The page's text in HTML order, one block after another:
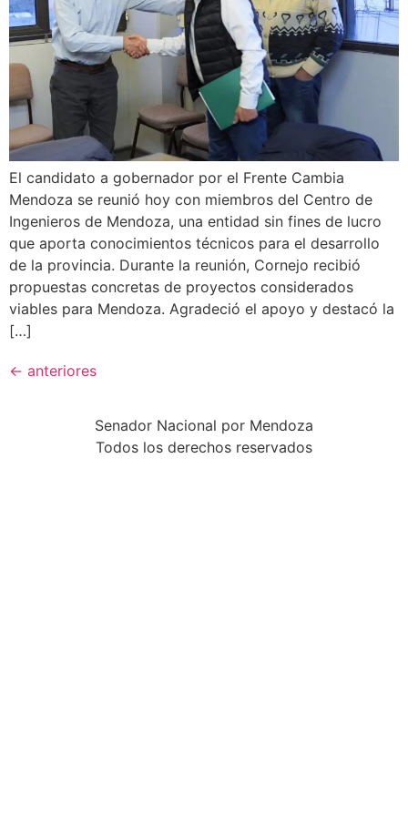
El candidato a gobernador por el Frente Cambia
Mendoza se reunió hoy con miembros del Centro de
Ingenieros de Mendoza, una entidad sin fines de lucro
que aporta conocimientos técnicos para el desarrollo
de la provincia. Durante la reunión, Cornejo recibió
propuestas concretas de proyectos considerados
viables para Mendoza. Agradeció el apoyo y destacó la
[…]
← anteriores
Senador Nacional por Mendoza
Todos los derechos reservados